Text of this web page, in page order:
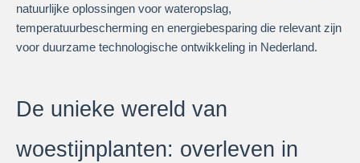
natuurlijke oplossingen voor wateropslag,
temperatuurbescherming en energiebesparing die relevant zijn
voor duurzame technologische ontwikkeling in Nederland.
De unieke wereld van
woestijnplanten: overleven in